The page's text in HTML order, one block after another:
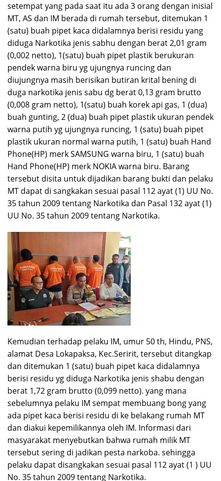
setempat yang pada saat itu ada 3 orang dengan inisial
MT, AS dan IM berada di rumah tersebut, ditemukan 1
(satu) buah pipet kaca didalamnya berisi residu yang
diduga Narkotika jenis sabhu dengan berat 2,01 gram
(0,002 netto), 1(satu) buah pipet plastik berukuran
pendek warna biru yg ujungnya runcing dan
diujungnya masih berisikan butiran krital bening di
duga narkotika jenis sabu dg berat 0,13 gram brutto
(0,008 gram netto), 1(satu) buah korek api gas, 1 (dua)
buah gunting, 2 (dua) buah pipet plastik ukuran pendek
warna putih yg ujungnya runcing, 1 (satu) buah pipet
plastik ukuran normal warna putih, 1 (satu) buah Hand
Phone(HP) merk SAMSUNG warna biru, 1 (satu) buah
Hand Phone(HP) merk NOKIA warna biru. Barang
tersebut disita untuk dijadikan barang bukti dan pelaku
MT dapat di sangkakan sesuai pasal 112 ayat (1) UU No.
35 tahun 2009 tentang Narkotika dan Pasal 132 ayat (1)
UU No. 35 tahun 2009 tentang Narkotika.
Kemudian terhadap pelaku IM, umur 50 th, Hindu, PNS,
alamat Desa Lokapaksa, Kec.Seririt, tersebut ditangkap
dan ditemukan 1 (satu) buah pipet kaca didalamnya
berisi residu yg diduga Narkotika jenis shabu dengan
berat 1,72 gram brutto (0,099 netto). yang mana
sebelumnya pelaku IM sempat membuang bong yang
ada pipet kaca berisi residu di ke belakang rumah MT
dan diakui kepemilikannya oleh IM. Informasi dari
masyarakat menyebutkan bahwa rumah milik MT
tersebut sering di jadikan pesta narkoba. sehingga
pelaku dapat disangkakan sesuai pasal 112 ayat (1 ) UU
No. 35 tahun 2009 tentang Narkotika.